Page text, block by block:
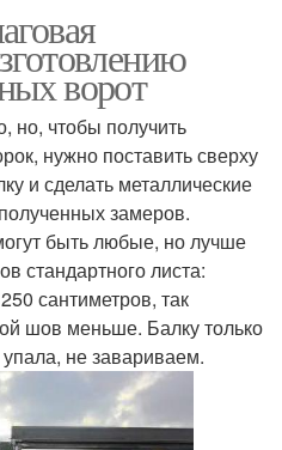
ворот
но, чтобы получить
нужно поставить сверху
и сделать металлические
замеров.
быть любые, но лучше
стандартного листа:
сантиметров, так
шов меньше. Балку только
не завариваем.